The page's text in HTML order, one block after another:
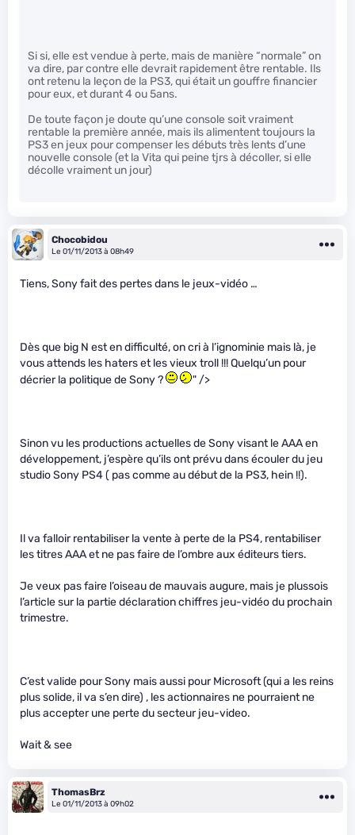
Si si, elle est vendue à perte, mais de manière “normale” on
va dire, par contre elle devrait rapidement être rentable. Ils
ont retenu la leçon de la PS3, qui était un gouffre financier
pour eux, et durant 4 ou 5ans.
De toute façon je doute qu’une console soit vraiment
rentable la première année, mais ils alimentent toujours la
PS3 en jeux pour compenser les débuts très lents d’une
nouvelle console (et la Vita qui peine tjrs à décoller, si elle
décolle vraiment un jour)
Chocobidou
Le 01/11/2013 à 08h49
Tiens, Sony fait des pertes dans le jeux-vidéo …
Dès que big N est en difficulté, on cri à l’ignominie mais là, je
vous attends les haters et les vieux troll !!! Quelqu’un pour
décrier la politique de Sony ?
" />
Sinon vu les productions actuelles de Sony visant le AAA en
développement, j’espère qu’ils ont prévu dans écouler du jeu
studio Sony PS4 ( pas comme au début de la PS3, hein !!).
Il va falloir rentabiliser la vente à perte de la PS4, rentabiliser
les titres AAA et ne pas faire de l’ombre aux éditeurs tiers.
Je veux pas faire l’oiseau de mauvais augure, mais je plussois
l’article sur la partie déclaration chiffres jeu-vidéo du prochain
trimestre.
C’est valide pour Sony mais aussi pour Microsoft (qui a les reins
plus solide, il va s’en dire) , les actionnaires ne pourraient ne
plus accepter une perte du secteur jeu-video.
Wait & see
ThomasBrz
Le 01/11/2013 à 09h02